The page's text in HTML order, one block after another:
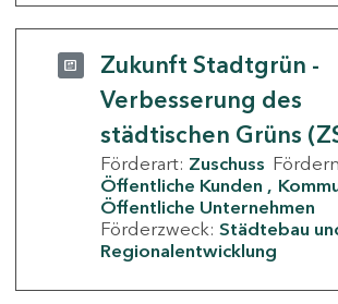
Zukunft Stadtgrün -
Verbesserung des
städtischen Grüns
Förderart: Zuschuss
Öffentliche Kunden
Öffentliche Unternehmen
Förderzweck: Städtebau
Regionalentwicklung